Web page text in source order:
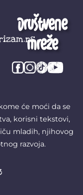
Društvene
mreže
će moći da se
korisni tekstovi,
mladih, njihovog
razvoja.